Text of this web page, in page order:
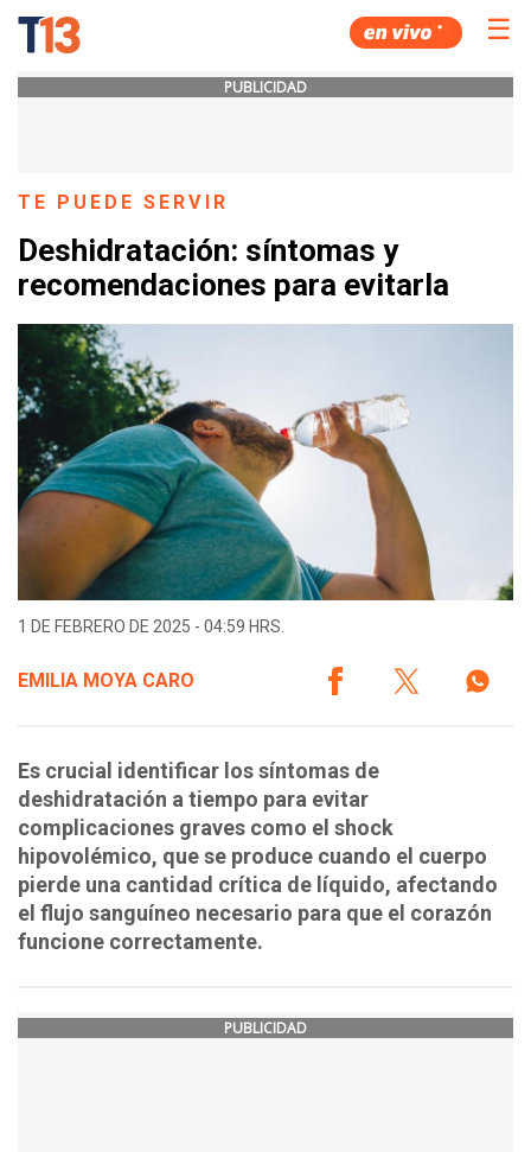
☰
PUBLICIDAD
TE PUEDE SERVIR
Deshidratación: síntomas y
recomendaciones para evitarla
1 DE FEBRERO DE 2025 - 04:59 HRS.
EMILIA MOYA CARO
Es crucial identificar los síntomas de
deshidratación a tiempo para evitar
complicaciones graves como el shock
hipovolémico, que se produce cuando el cuerpo
pierde una cantidad crítica de líquido, afectando
el flujo sanguíneo necesario para que el corazón
funcione correctamente.
PUBLICIDAD